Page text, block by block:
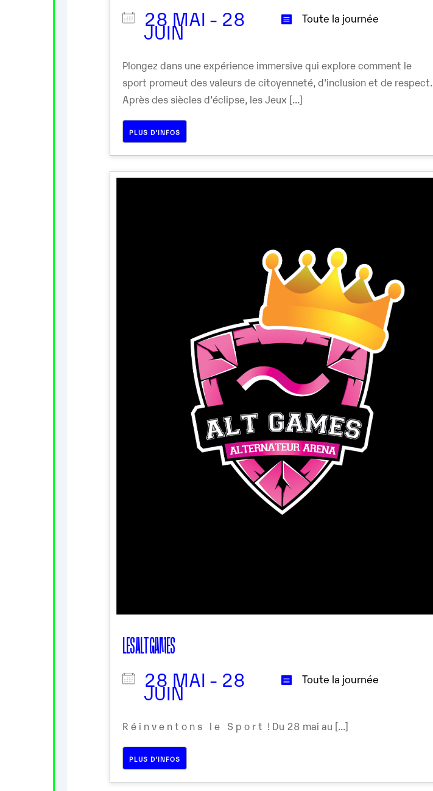
28 MAI - 28
JUIN
Toute la journée
Plongez dans une expérience immersive qui explore comment le
sport promeut des valeurs de citoyenneté, d'inclusion et de respect.
Après des siècles d’éclipse, les Jeux [...]
PLUS D’INFOS
LES ALT GAMES
28 MAI - 28
JUIN
Toute la journée
R é i n v e n t o n s l e S p o r t ! Du 28 mai au [...]
PLUS D’INFOS